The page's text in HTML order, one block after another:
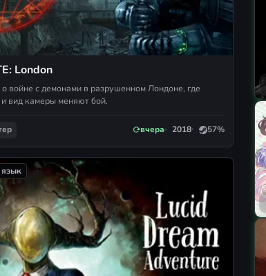
London
войне с демонами в разрушенном Лондоне, где
и вид камеры меняют бой.
вчера 2018 57%
язык